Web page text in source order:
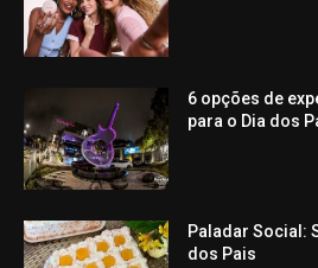
6 opções de
para o Dia dos
Paladar Social:
dos Pais